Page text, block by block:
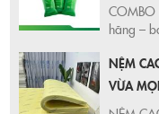
COMBO
hãng –
Lazada
NỆM
VỪA